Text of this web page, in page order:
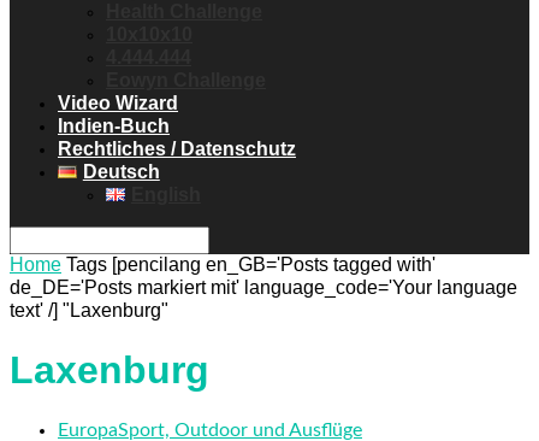
Video Wizard
Indien-Buch
Rechtliches / Datenschutz
Deutsch
Home Tags [pencilang en_GB='Posts tagged with'
de_DE='Posts markiert mit' language_code='Your language
text' /] "Laxenburg"
Laxenburg
EuropaSport, Outdoor und Ausflüge